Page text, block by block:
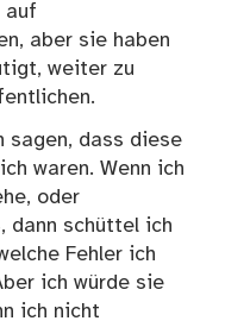
auf
aber sie haben
weiter zu
sagen, dass diese
waren. Wenn ich
oder
dann schüttel ich
Fehler ich
ich würde sie
ich nicht